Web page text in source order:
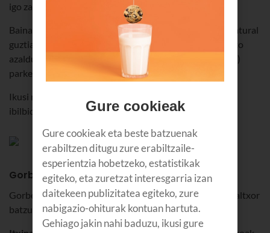
igo zaitezke (8kilometro dira).
Baina badira Gorbeiako gurutzera igotzeko eta parke natural
guztia zeharkatzeko ibilbide gehiago. Ondo baino hobeto
azalduko dizute Sarriako (Araba) eta Areatzako (Bizkaia)
parketxeetan.
Ikusi nahi duzunaren arabera hautatu beharko duzu
ibilbidea. Hauek dira huts egin ezinekoak.
Gorbeian ikusi beharreko 5 toki
Gorbeiako gurutzeaz gainera, bisitatu beharreko beste altxor
batzuk ere badaude parke naturalean:
Gure cookieak
Gure cookieak eta beste batzuenak
erabiltzen ditugu zure erabiltzaile-
esperientzia hobetzeko, estatistikak
egiteko, eta zuretzat interesgarria izan
daitekeen publizitatea egiteko, zure
nabigazio-ohiturak kontuan hartuta.
Gehiago jakin nahi baduzu, ikusi gure